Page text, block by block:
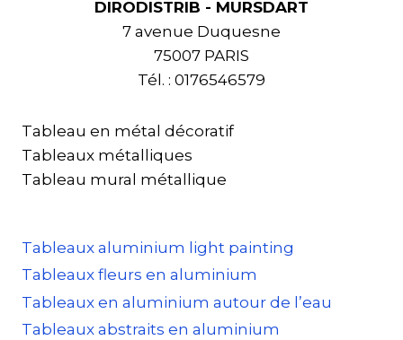
DIRODISTRIB - MURSDART
7 avenue Duquesne
75007 PARIS
Tél. : 0176546579
Tableau en métal décoratif
Tableaux métalliques
Tableau mural métallique
Tableaux aluminium light painting
Tableaux fleurs en aluminium
Tableaux en aluminium autour de l’eau
Tableaux abstraits en aluminium